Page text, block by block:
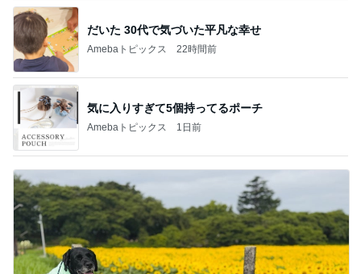
だいた 30代で気づいた平凡な幸せ
Amebaトピックス 22時間前
気に入りすぎて5個持ってるポーチ
Amebaトピックス 1日前